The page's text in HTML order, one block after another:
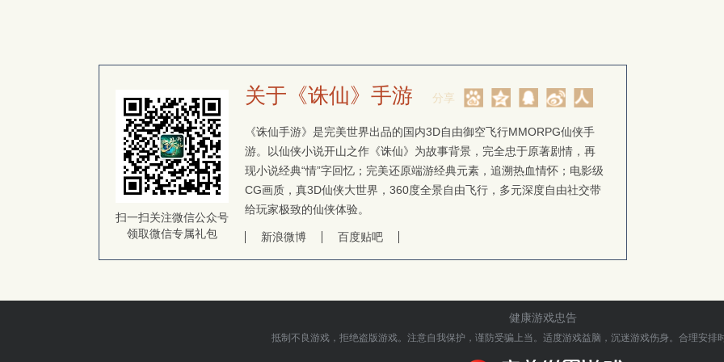
分享
扫一扫关注微信公众号
领取微信专属礼包
关于《诛仙》手游
《诛仙手游》是完美世界出品的国内3D自由御空飞行MMORPG仙侠手
游。以仙侠小说开山之作《诛仙》为故事背景，完全忠于原著剧情，再
现小说经典“情”字回忆；完美还原端游经典元素，追溯热血情怀；电影级
CG画质，真3D仙侠大世界，360度全景自由飞行，多元深度自由社交带
给玩家极致的仙侠体验。
新浪微博 百度贴吧
健康游戏忠告
抵制不良游戏，拒绝盗版游戏。注意自我保护，谨防受骗上当。 适度游戏益脑，沉迷游戏伤身。合理安排